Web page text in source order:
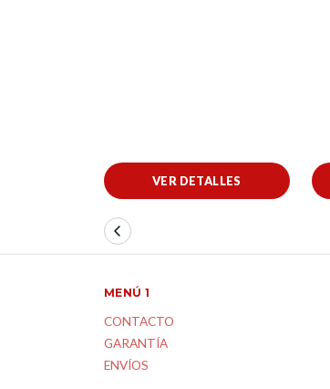
VER DETALLES
MENÚ 1
CONTACTO
GARANTÍA
ENVÍOS